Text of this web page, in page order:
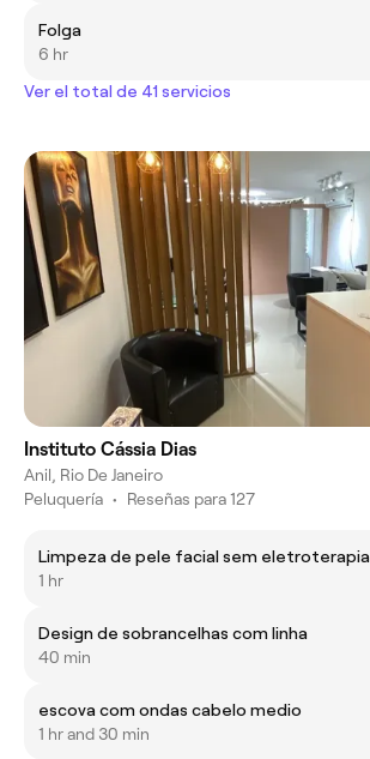
Folga
6 hr
Ver el total de 41 servicios
Instituto Cássia Dias
Anil, Rio De Janeiro
Peluquería • Reseñas para 127
Limpeza de pele facial sem eletroterapia
1 hr
Design de sobrancelhas com linha
40 min
escova com ondas cabelo medio
1 hr and 30 min